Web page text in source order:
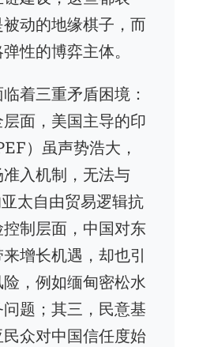
动的地缘棋子，而
性的博弈主体。
着三重矛盾困境：
面，美国主导的印
）虽声势浩大，
入机制，无法与
太自由贸易逻辑抗
制层面，中国对东
增长机遇，却也引
，例如缅甸密松水
题；其三，民意基
众对中国信任度始